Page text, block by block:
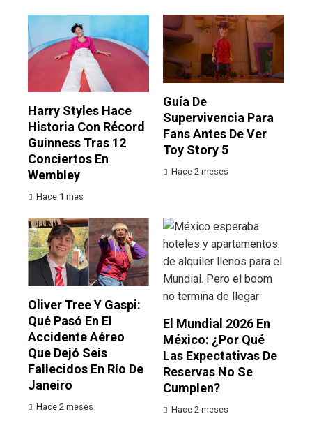
Harry Styles Hace
Historia Con Récord
Guinness Tras 12
Conciertos En
Wembley
Hace 1 mes
Guía De
Supervivencia Para
Fans Antes De Ver
Toy Story 5
Hace 2 meses
Oliver Tree Y Gaspi:
Qué Pasó En El
Accidente Aéreo
Que Dejó Seis
Fallecidos En Río De
Janeiro
Hace 2 meses
El Mundial 2026 En
México: ¿por Qué
Las Expectativas De
Reservas No Se
Cumplen?
Hace 2 meses